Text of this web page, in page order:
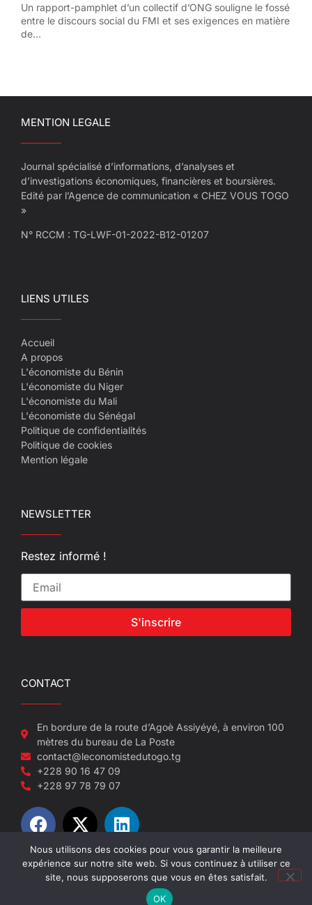
Un rapport-pamphlet d’un collectif d’ONG souligne le fossé
entre le discours social du FMI et ses exigences en matière
de...
MENTION LEGALE
Journal spécialisé d’informations, d’analyses et
d’investigations économiques, financières et boursières.
Edité par l’Agence de communication « CHEZ VOUS TOGO
»
N° RCCM : TG-LWF-01-2022-B12-01207
LIENS UTILES
Accueil
A propos
L'économiste du Bénin
L'économiste du Niger
L'économiste du Mali
L'économiste du Sénégal
Politique de confidentialités
Politique de cookies
Mention légale
NEWSLETTER
Restez informé !
S'inscrire
CONTACT
En bordure de la route d’Agoè Assiyéyé, à environ 100
mètres du bureau de La Poste
contact@leconomistedutogo.tg
+228 90 16 47 09
+228 97 78 79 07
© 2022-2026 L'économiste du Togo
Nous utilisons des cookies pour vous garantir la meilleure
expérience sur notre site web. Si vous continuez à utiliser ce
site, nous supposerons que vous en êtes satisfait.
OK